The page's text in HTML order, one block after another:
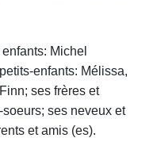
Michel
enfants: Mélissa,
ses frères et
ses neveux et
et amis (es).